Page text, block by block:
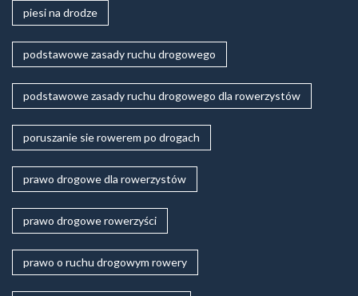
piesi na drodze
podstawowe zasady ruchu drogowego
podstawowe zasady ruchu drogowego dla rowerzystów
poruszanie sie rowerem po drogach
prawo drogowe dla rowerzystów
prawo drogowe rowerzyści
prawo o ruchu drogowym rowery